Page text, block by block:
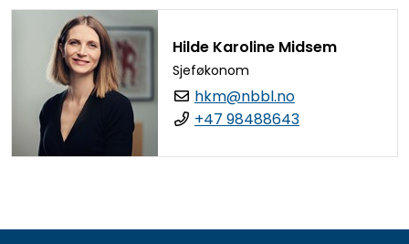
Hilde Karoline Midsem
Sjeføkonom
hkm@nbbl.no
+47 98488643